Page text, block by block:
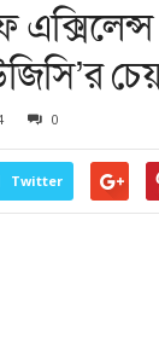
0
Twitter